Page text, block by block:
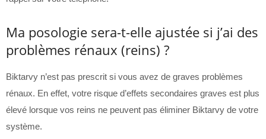
Ma posologie sera-t-elle ajustée si j’ai des
problèmes rénaux (reins) ?
Biktarvy n’est pas prescrit si vous avez de graves problèmes
rénaux. En effet, votre risque d’effets secondaires graves est plus
élevé lorsque vos reins ne peuvent pas éliminer Biktarvy de votre
système.